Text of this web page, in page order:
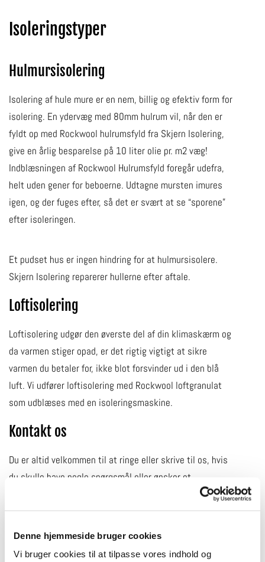
Denne hjemmeside bruger cookies
Vi bruger cookies til at tilpasse vores indhold og
Isoleringstyper
Hulmursisolering
Isolering af hule mure er en nem, billig og efektiv form for
isolering. En ydervæg med 80mm hulrum vil, når den er
fyldt op med Rockwool hulrumsfyld fra Skjern Isolering,
give en årlig besparelse på 10 liter olie pr. m2 væg!
Indblæsningen af Rockwool Hulrumsfyld foregår udefra,
helt uden gener for beboerne. Udtagne mursten imures
igen, og der fuges efter, så det er svært at se “sporene”
efter isoleringen.
Et pudset hus er ingen hindring for at hulmursisolere.
Skjern Isolering reparerer hullerne efter aftale.
Loftisolering
Loftisolering udgør den øverste del af din klimaskærm og
da varmen stiger opad, er det rigtig vigtigt at sikre
varmen du betaler for, ikke blot forsvinder ud i den blå
luft. Vi udfører loftisolering med Rockwool loftgranulat
som udblæses med en isoleringsmaskine.
Kontakt os
Du er altid velkommen til at ringe eller skrive til os, hvis
du skulle have nogle spørgsmål eller ønsker et
loftisolering.
40 78 10 60| hjh-isolering@get2net.dk